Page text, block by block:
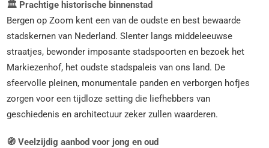
🏛️ Prachtige historische binnenstad
Bergen op Zoom kent een van de oudste en best bewaarde
stadskernen van Nederland. Slenter langs middeleeuwse
straatjes, bewonder imposante stadspoorten en bezoek het
Markiezenhof, het oudste stadspaleis van ons land. De
sfeervolle pleinen, monumentale panden en verborgen hofjes
zorgen voor een tijdloze setting die liefhebbers van
geschiedenis en architectuur zeker zullen waarderen.
🧭 Veelzijdig aanbod voor jong en oud